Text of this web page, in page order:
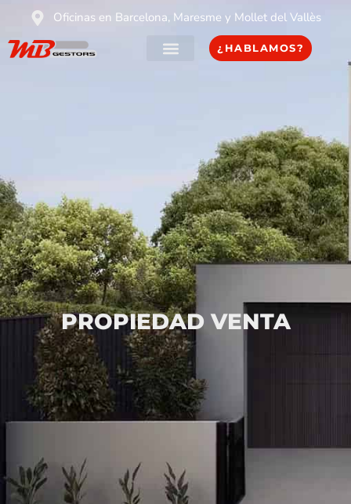
Oficinas en Barcelona, Maresme y Mollet del Vallès
¿HABLAMOS?
PROPIEDAD VENTA